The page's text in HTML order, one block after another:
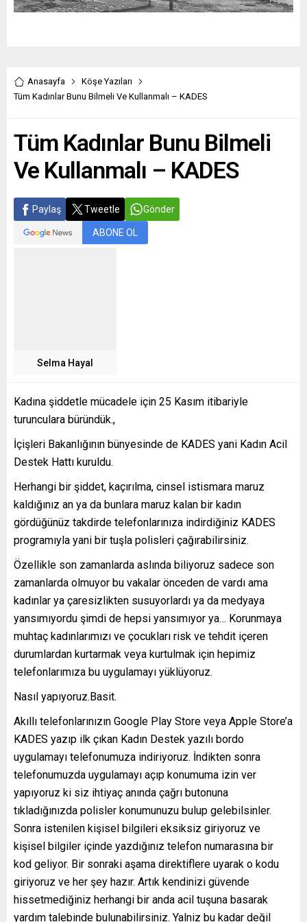
Anasayfa
Köşe Yazıları
Tüm Kadınlar Bunu Bilmeli Ve Kullanmalı – KADES
Tüm Kadınlar Bunu Bilmeli
Ve Kullanmalı – KADES
Paylaş Tweetle Gönder
ABONE OL
Selma Hayal
Kadına şiddetle mücadele için 25 Kasım itibariyle
turunculara büründük.,
İçişleri Bakanlığının bünyesinde de KADES yani Kadın Acil
Destek Hattı kuruldu.
Herhangi bir şiddet, kaçırılma, cinsel istismara maruz
kaldığınız an ya da bunlara maruz kalan bir kadın
gördüğünüz takdirde telefonlarınıza indirdiğiniz KADES
programıyla yani bir tuşla polisleri çağırabilirsiniz.
Özellikle son zamanlarda aslında biliyoruz sadece son
zamanlarda olmuyor bu vakalar önceden de vardı ama
kadınlar ya çaresizlikten susuyorlardı ya da medyaya
yansımıyordu şimdi de hepsi yansımıyor ya… Korunmaya
muhtaç kadınlarımızı ve çocukları risk ve tehdit içeren
durumlardan kurtarmak veya kurtulmak için hepimiz
telefonlarımıza bu uygulamayı yüklüyoruz.
Nasıl yapıyoruz.Basit.
Akıllı telefonlarınızın Google Play Store veya Apple Store’a
KADES yazıp ilk çıkan Kadın Destek yazılı bordo
uygulamayı telefonumuza indiriyoruz. İndikten sonra
telefonumuzda uygulamayı açıp konumuma izin ver
yapıyoruz ki siz ihtiyaç anında çağrı butonuna
tıkladığınızda polisler konumunuzu bulup gelebilsinler.
Sonra istenilen kişisel bilgileri eksiksiz giriyoruz ve
kişisel bilgiler içinde yazdığınız telefon numarasına bir
kod geliyor. Bir sonraki aşama direktiflere uyarak o kodu
giriyoruz ve her şey hazır. Artık kendinizi güvende
hissetmediğiniz herhangi bir anda acil tuşuna basarak
yardım talebinde bulunabilirsiniz. Yalniz bu kadar değil